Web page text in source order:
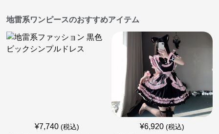
地雷系ワンピースのおすすめアイテム
¥7,740 (税込) ¥6,920 (税込)